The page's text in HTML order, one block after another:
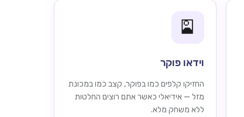
🎴
וידאו פוקר
החזיקו קלפים כמו בפוקר, קצב כמו במכונת
מזל — אידיאלי כאשר אתם רוצים החלטות
ללא משחק מלא.